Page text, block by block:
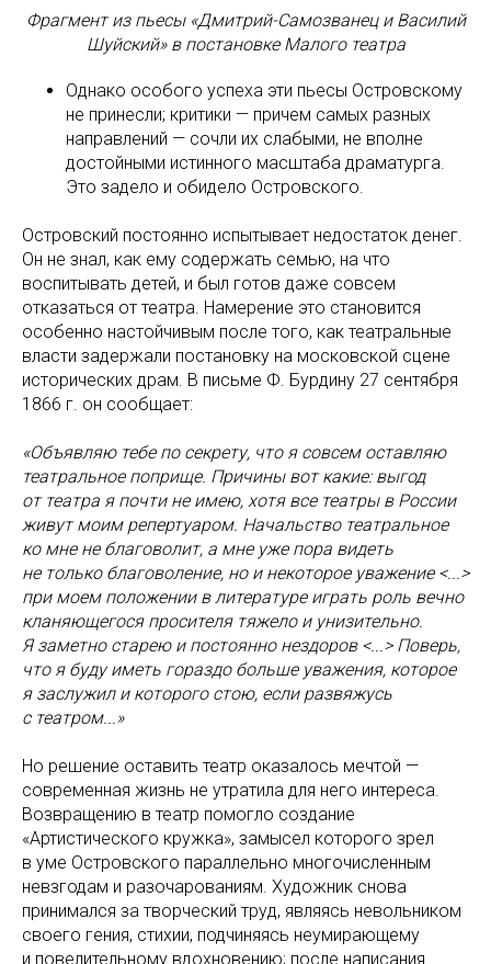
Фрагмент из пьесы «Дмитрий-Самозванец и Василий
Шуйский» в постановке Малого театра
Однако особого успеха эти пьесы Островскому
не принесли; критики — причем самых разных
направлений — сочли их слабыми, не вполне
достойными истинного масштаба драматурга.
Это задело и обидело Островского.
Островский постоянно испытывает недостаток денег.
Он не знал, как ему содержать семью, на что
воспитывать детей, и был готов даже совсем
отказаться от театра. Намерение это становится
особенно настойчивым после того, как театральные
власти задержали постановку на московской сцене
исторических драм. В письме Ф. Бурдину 27 сентября
1866 г. он сообщает:
«Объявляю тебе по секрету, что я совсем оставляю
театральное поприще. Причины вот какие: выгод
от театра я почти не имею, хотя все театры в России
живут моим репертуаром. Начальство театральное
ко мне не благоволит, а мне уже пора видеть
не только благоволение, но и некоторое уважение <...>
при моем положении в литературе играть роль вечно
кланяющегося просителя тяжело и унизительно.
Я заметно старею и постоянно нездоров <...> Поверь,
что я буду иметь гораздо больше уважения, которое
я заслужил и которого стою, если развяжусь
с театром...»
Но решение оставить театр оказалось мечтой —
современная жизнь не утратила для него интереса.
Возвращению в театр помогло создание
«Артистического кружка», замысел которого зрел
в уме Островского параллельно многочисленным
невзгодам и разочарованиям. Художник снова
принимался за творческий труд, являясь невольником
своего гения, стихии, подчиняясь неумирающему
и повелительному вдохновению; после написания